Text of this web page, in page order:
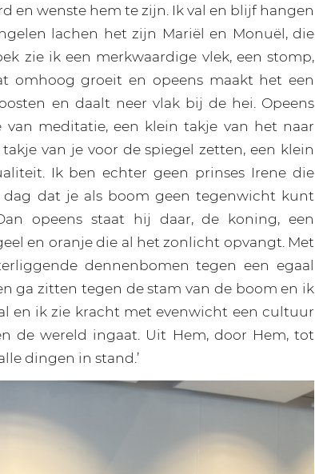
en wenste hem te zijn. Ik val en blijf hangen
lachen het zijn Mariël en Monuël, die
zie ik een merkwaardige vlek, een stomp,
omhoog groeit en opeens maakt het een
en daalt neer vlak bij de hei. Opeens
meditatie, een klein takje van het naar
van je voor de spiegel zetten, een klein
Ik ben echter geen prinses Irene die
dat je als boom geen tegenwicht kunt
opeens staat hij daar, de koning, een
en oranje die al het zonlicht opvangt. Met
dennenbomen tegen een egaal
ga zitten tegen de stam van de boom en ik
en ik zie kracht met evenwicht een cultuur
de wereld ingaat. Uit Hem, door Hem, tot
dingen in stand.’